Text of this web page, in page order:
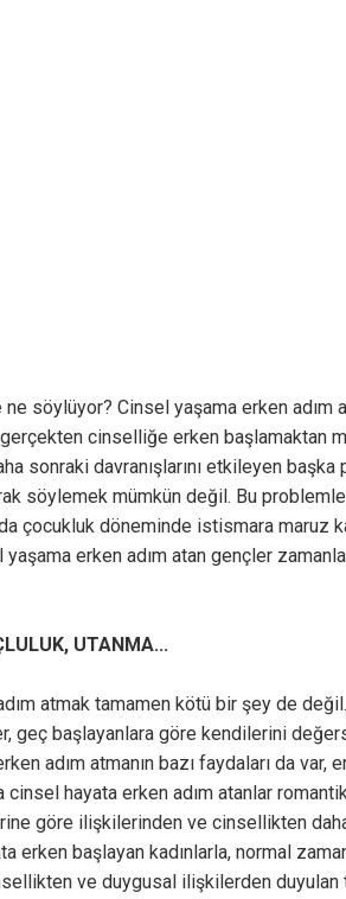
söylüyor? Cinsel yaşama erken adım
cinselliğe erken başlamaktan
sonraki davranışlarını etkileyen
söylemek mümkün değil. Bu
çocukluk döneminde istismara maruz
erken adım atan gençler
UTANMA...
atmak tamamen kötü bir şey de
geç başlayanlara göre kendilerini
adım atmanın bazı faydaları da var,
cinsel hayata erken adım atanlar
göre ilişkilerinden ve cinsellikten
erken başlayan kadınlarla, normal
ve duygusal ilişkilerden